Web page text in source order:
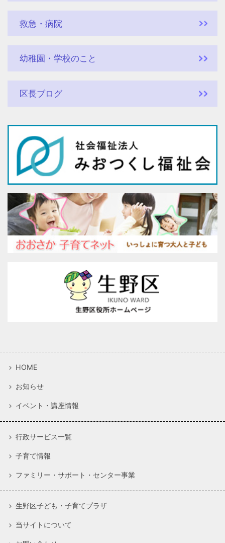
救急・病院
幼稚園・学校のこと
区長ブログ
HOME
お知らせ
イベント・講座情報
行政サービス一覧
子育て情報
ファミリー・サポート・センター事業
生野区子ども・子育てプラザ
当サイトについて